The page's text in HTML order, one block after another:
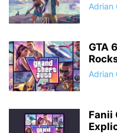
Adrian
GTA
Adrian
Fanii